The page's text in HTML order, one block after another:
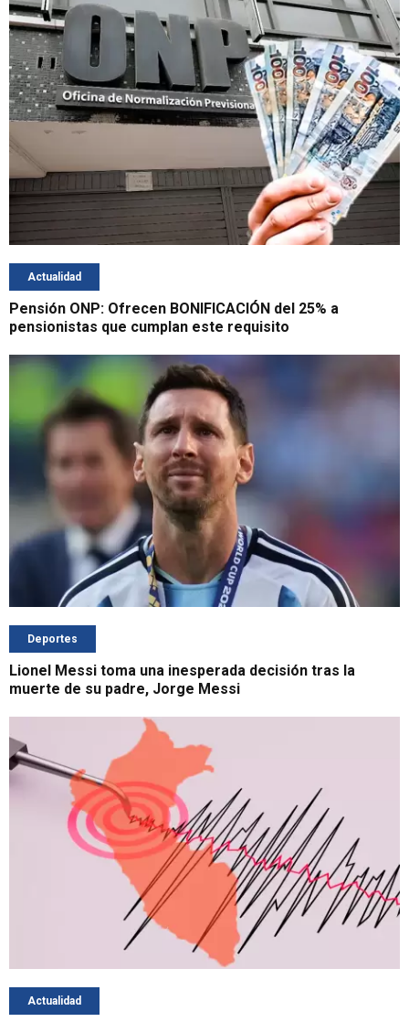
Actualidad
Pensión ONP: Ofrecen BONIFICACIÓN del 25% a
pensionistas que cumplan este requisito
Deportes
Lionel Messi toma una inesperada decisión tras la
muerte de su padre, Jorge Messi
Actualidad